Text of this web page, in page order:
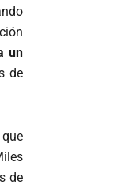
un
de
de